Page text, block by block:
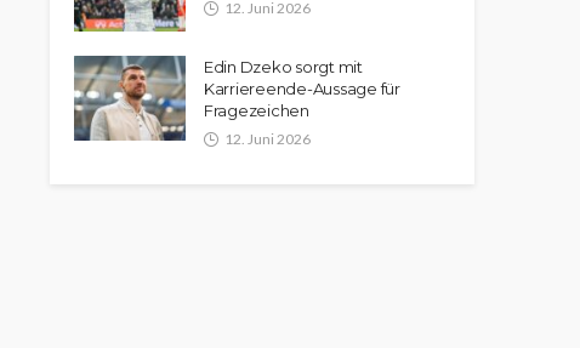
12. Juni 2026
Edin Dzeko sorgt mit
Karriereende-Aussage für
Fragezeichen
12. Juni 2026